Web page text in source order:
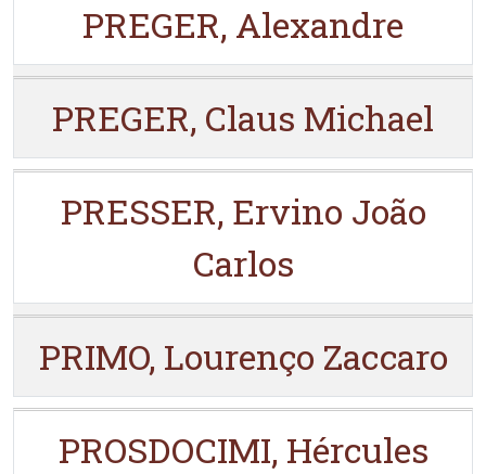
PREGER, Alexandre
PREGER, Claus Michael
PRESSER, Ervino João
Carlos
PRIMO, Lourenço Zaccaro
PROSDOCIMI, Hércules